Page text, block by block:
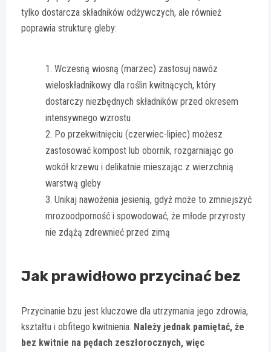
tylko dostarcza składników odżywczych, ale również
poprawia strukturę gleby:
Wczesną wiosną (marzec) zastosuj nawóz
wieloskładnikowy dla roślin kwitnących, który
dostarczy niezbędnych składników przed okresem
intensywnego wzrostu
Po przekwitnięciu (czerwiec-lipiec) możesz
zastosować kompost lub obornik, rozgarniając go
wokół krzewu i delikatnie mieszając z wierzchnią
warstwą gleby
Unikaj nawożenia jesienią, gdyż może to zmniejszyć
mrozoodporność i spowodować, że młode przyrosty
nie zdążą zdrewnieć przed zimą
Jak prawidłowo przycinać bez
Przycinanie bzu jest kluczowe dla utrzymania jego zdrowia,
kształtu i obfitego kwitnienia. Należy jednak pamiętać, że
bez kwitnie na pędach zeszłorocznych, więc